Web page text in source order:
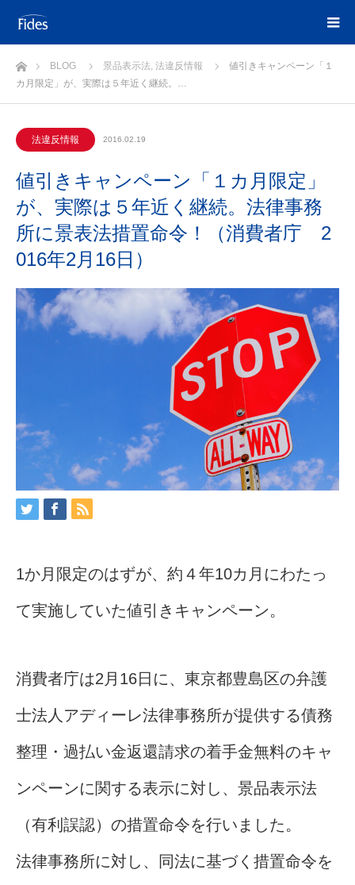
ホームBLOG 景品表示法, 法違反情報
値引きキャンペーン「１
カ月限定」が、実際は５年近く継続。…
法違反情報 2016.02.19
値引きキャンペーン「１カ月限定」
が、実際は５年近く継続。法律事務
所に景表法措置命令！（消費者庁 2
016年2月16日）
1か月限定のはずが、約４年10カ月にわたっ
て実施していた値引きキャンペーン。
消費者庁は2月16日に、東京都豊島区の弁護
士法人アディーレ法律事務所が提供する債務
整理・過払い金返還請求の着手金無料のキャ
ンペーンに関する表示に対し、景品表示法
（有利誤認）の措置命令を行いました。
法律事務所に対し、同法に基づく措置命令を